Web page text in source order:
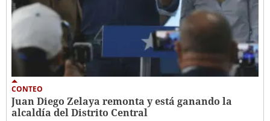
CONTEO
Juan Diego Zelaya remonta y está ganando la
alcaldía del Distrito Central